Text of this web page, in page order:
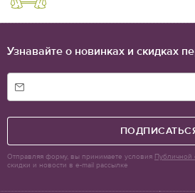
Узнавайте о новинках и скидках
Отправляя форму, вы принимаете условия Публичной
скидки и новости в e-mail рассылке